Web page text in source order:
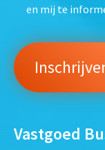
en mij te
Vastgoed